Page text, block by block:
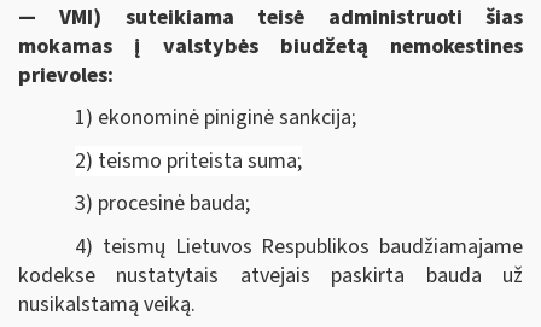
— VMI) suteikiama
teisė administruoti šias
mokamas į valstybės biudžetą nemokestines
prievoles:
1) ekonominė piniginė sankcija;
2) teismo priteista suma;
3) procesinė bauda;
4) teismų Lietuvos Respublikos baudžiamajame
kodekse nustatytais atvejais paskirta bauda už
nusikalstamą veiką.